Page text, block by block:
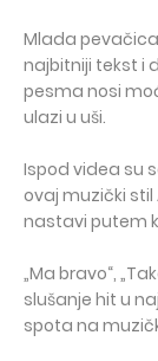
Mlada
najbitniji tekst i
pesma nosi
ulazi u uši.
Ispod videa su
ovaj muzički stil
nastavi putem
„Ma bravo“,
slušanje hit u
spota na